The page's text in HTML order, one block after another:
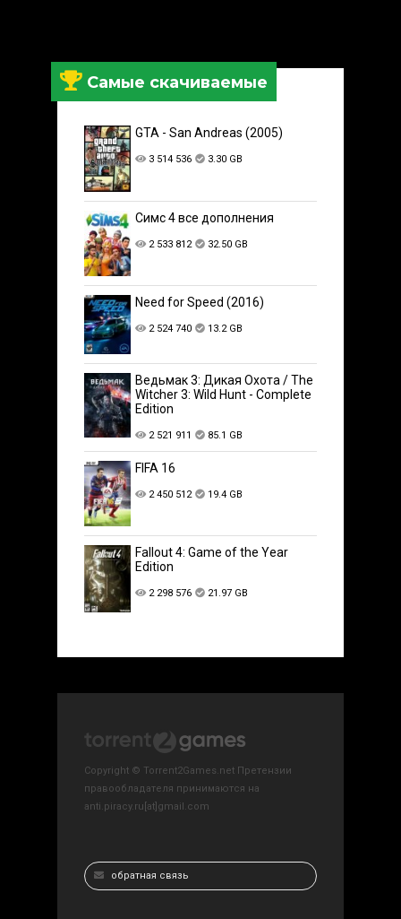
Самые скачиваемые
GTA - San Andreas (2005)
3 514 536 3.30 GB
Симс 4 все дополнения
2 533 812 32.50 GB
Need for Speed (2016)
2 524 740 13.2 GB
Ведьмак 3: Дикая Охота / The
Witcher 3: Wild Hunt - Complete
Edition
2 521 911 85.1 GB
FIFA 16
2 450 512 19.4 GB
Fallout 4: Game of the Year
Edition
2 298 576 21.97 GB
Copyright © Torrent2Games.net Претензии
правообладателя принимаются на
anti.piracy.ru[at]gmail.com
обратная связь